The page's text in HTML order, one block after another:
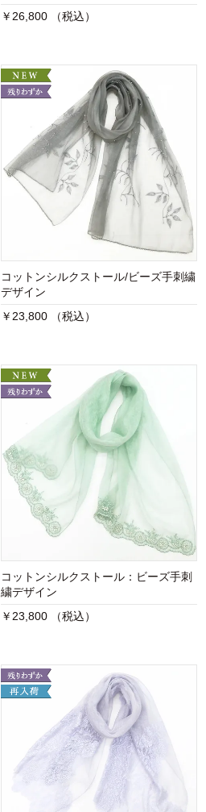
￥26,800 （税込）
コットンシルクストール/ビーズ手刺繍
デザイン
￥23,800 （税込）
コットンシルクストール：ビーズ手刺
繍デザイン
￥23,800 （税込）